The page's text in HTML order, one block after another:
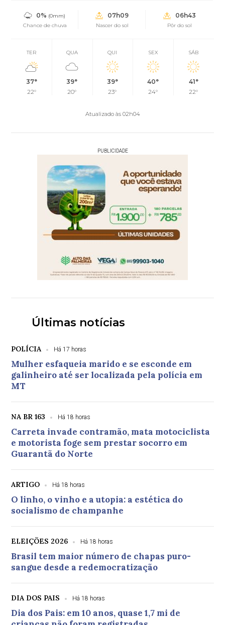
0% (0mm)
Chance de chuva
07h09
Nascer do sol
06h43
Pôr do sol
TER
37°
22°
QUA
39°
20°
QUI
39°
23°
SEX
40°
24°
SÁB
41°
22°
Atualizado às 02h04
PUBLICIDADE
Últimas notícias
POLÍCIA Há 17 horas
Mulher esfaqueia marido e se esconde em
galinheiro até ser localizada pela polícia em
MT
NA BR 163 Há 18 horas
Carreta invade contramão, mata motociclista
e motorista foge sem prestar socorro em
Guarantã do Norte
ARTIGO Há 18 horas
O linho, o vinho e a utopia: a estética do
socialismo de champanhe
ELEIÇÕES 2026 Há 18 horas
Brasil tem maior número de chapas puro-
sangue desde a redemocratização
DIA DOS PAIS Há 18 horas
Dia dos Pais: em 10 anos, quase 1,7 mi de